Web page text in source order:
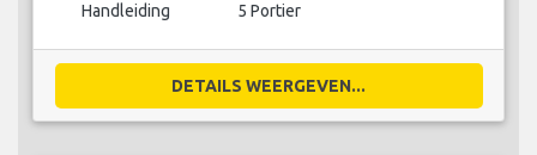
Handleiding 5 Portier
DETAILS WEERGEVEN...